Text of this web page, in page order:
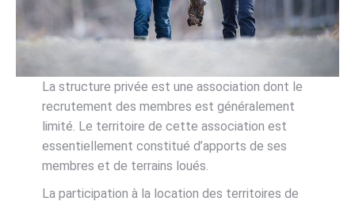
La structure privée est une association dont le
recrutement des membres est généralement
limité. Le territoire de cette association est
essentiellement constitué d’apports de ses
membres et de terrains loués.
La participation à la location des territoires de